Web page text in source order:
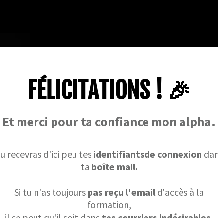
FÉLICITATIONS ! 🎉
Et merci pour ta confiance mon alpha.
recevras d'ici peu tes identifiantsde connexion
ta boîte mail.
Si tu n'as toujours pas reçu l'email d'accès à la
formation,